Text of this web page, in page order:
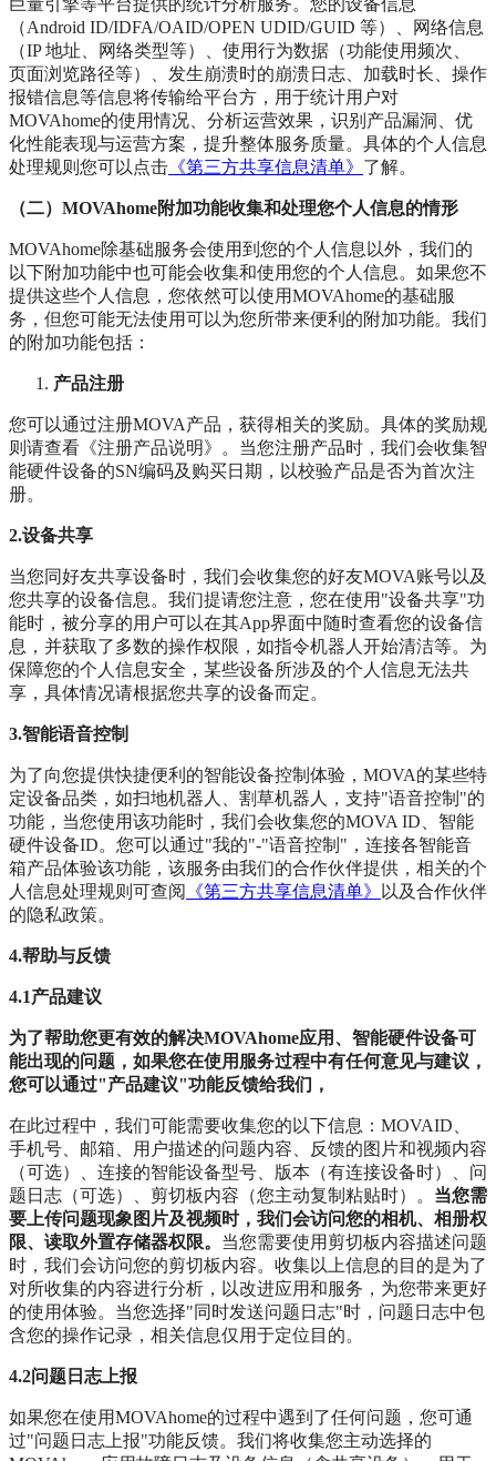
巨量引擎等平台提供的统计分析服务。您的设备信息
（Android ID/IDFA/OAID/OPEN UDID/GUID 等）、网络信息
（IP 地址、网络类型等）、使用行为数据（功能使用频次、
页面浏览路径等）、发生崩溃时的崩溃日志、加载时长、操作
报错信息等信息将传输给平台方，用于统计用户对
MOVAhome的使用情况、分析运营效果，识别产品漏洞、优
化性能表现与运营方案，提升整体服务质量。具体的个人信息
处理规则您可以点击 《第三方共享信息清单》 了解。
（二）MOVAhome附加功能收集和处理您个人信息的情形
MOVAhome除基础服务会使用到您的个人信息以外，我们的
以下附加功能中也可能会收集和使用您的个人信息。如果您不
提供这些个人信息，您依然可以使用MOVAhome的基础服
务，但您可能无法使用可以为您所带来便利的附加功能。我们
的附加功能包括：
产品注册
您可以通过注册MOVA产品，获得相关的奖励。具体的奖励规
则请查看《注册产品说明》。当您注册产品时，我们会收集智
能硬件设备的SN编码及购买日期，以校验产品是否为首次注
册。
2.设备共享
当您同好友共享设备时，我们会收集您的好友MOVA账号以及
您共享的设备信息。我们提请您注意，您在使用"设备共享"功
能时，被分享的用户可以在其App界面中随时查看您的设备信
息，并获取了多数的操作权限，如指令机器人开始清洁等。为
保障您的个人信息安全，某些设备所涉及的个人信息无法共
享，具体情况请根据您共享的设备而定。
3.智能语音控制
为了向您提供快捷便利的智能设备控制体验，MOVA的某些特
定设备品类，如扫地机器人、割草机器人，支持"语音控制"的
功能，当您使用该功能时，我们会收集您的MOVA ID、智能
硬件设备ID。您可以通过"我的"-"语音控制"，连接各智能音
箱产品体验该功能，该服务由我们的合作伙伴提供，相关的个
人信息处理规则可查阅
《第三方共享信息清单》
以及合作伙伴
的隐私政策。
4.帮助与反馈
4.1产品建议
为了帮助您更有效的解决MOVAhome应用、智能硬件设备可
能出现的问题，如果您在使用服务过程中有任何意见与建议，
您可以通过"产品建议"功能反馈给我们，
在此过程中，我们可能需要收集您的以下信息：MOVAID、
手机号、邮箱、用户描述的问题内容、反馈的图片和视频内容
（可选）、连接的智能设备型号、版本（有连接设备时）、问
题日志（可选）、剪切板内容（您主动复制粘贴时）。 当您需
要上传问题现象图片及视频时，我们会访问您的相机、相册权
限、读取外置存储器权限。 当您需要使用剪切板内容描述问题
时，我们会访问您的剪切板内容。收集以上信息的目的是为了
对所收集的内容进行分析，以改进应用和服务，为您带来更好
的使用体验。当您选择"同时发送问题日志"时，问题日志中包
含您的操作记录，相关信息仅用于定位目的。
4.2问题日志上报
如果您在使用MOVAhome的过程中遇到了任何问题，您可通
过"问题日志上报"功能反馈。我们将收集您主动选择的